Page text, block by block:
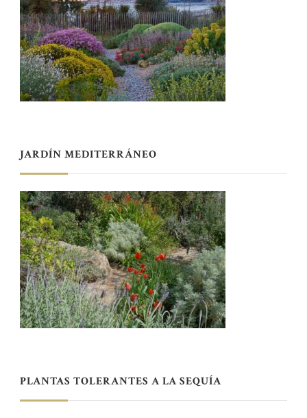
JARDÍN MEDITERRÁNEO
PLANTAS TOLERANTES A LA SEQUÍA